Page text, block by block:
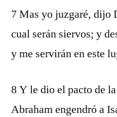
7 Mas yo juzgaré, dijo
cual serán siervos; y
y me servirán en este
8 Y le dio el pacto de
Abraham engendró a